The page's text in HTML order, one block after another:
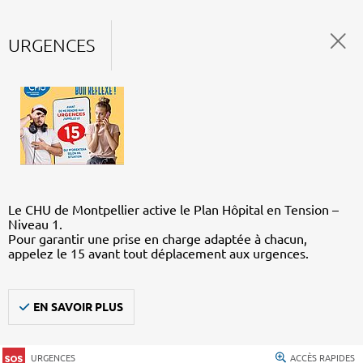
URGENCES
Le CHU de Montpellier active le Plan Hôpital en Tension –
Niveau 1.
Pour garantir une prise en charge adaptée à chacun,
appelez le 15 avant tout déplacement aux urgences.
EN SAVOIR PLUS
URGENCES ACCÈS RAPIDES